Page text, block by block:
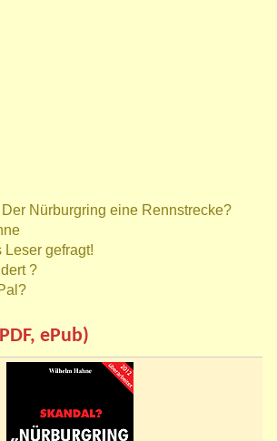
Nürburgring eine Rennstrecke?
Leser gefragt!
?
ePub)